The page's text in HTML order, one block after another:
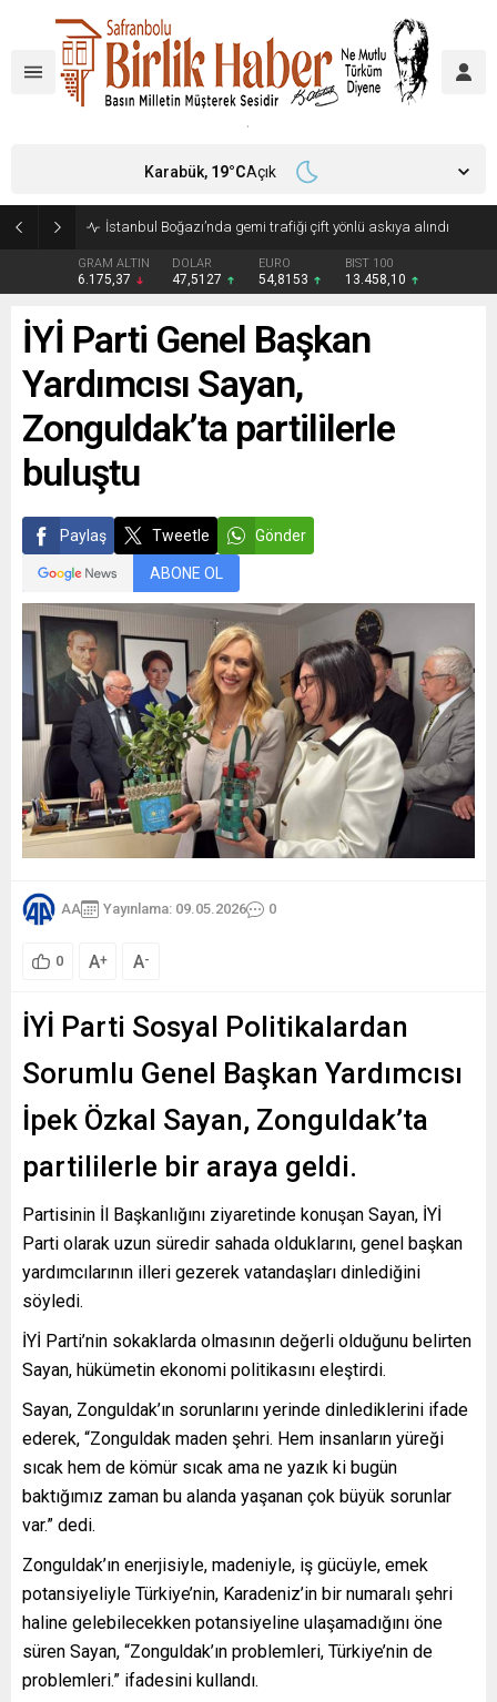
İstanbul Boğazı’nda gemi trafiği çift yönlü askıya alındı
GRAM ALTIN
6.175,37
DOLAR
47,5127
EURO
54,8153
BIST 100
13.458,10
Karabük, 19°CAçık
İYİ Parti Genel Başkan
Yardımcısı Sayan,
Zonguldak’ta partililerle
buluştu
Paylaş Tweetle Gönder
ABONE OL
AA Yayınlama: 09.05.2026 0
0 A+ A-
İYİ Parti Sosyal Politikalardan
Sorumlu Genel Başkan Yardımcısı
İpek Özkal Sayan, Zonguldak’ta
partililerle bir araya geldi.
Partisinin İl Başkanlığını ziyaretinde konuşan Sayan, İYİ
Parti olarak uzun süredir sahada olduklarını, genel başkan
yardımcılarının illeri gezerek vatandaşları dinlediğini
söyledi.
İYİ Parti’nin sokaklarda olmasının değerli olduğunu belirten
Sayan, hükümetin ekonomi politikasını eleştirdi.
Sayan, Zonguldak’ın sorunlarını yerinde dinlediklerini ifade
ederek, “Zonguldak maden şehri. Hem insanların yüreği
sıcak hem de kömür sıcak ama ne yazık ki bugün
baktığımız zaman bu alanda yaşanan çok büyük sorunlar
var.” dedi.
Zonguldak’ın enerjisiyle, madeniyle, iş gücüyle, emek
potansiyeliyle Türkiye’nin, Karadeniz’in bir numaralı şehri
haline gelebilecekken potansiyeline ulaşamadığını öne
süren Sayan, “Zonguldak’ın problemleri, Türkiye’nin de
problemleri.” ifadesini kullandı.